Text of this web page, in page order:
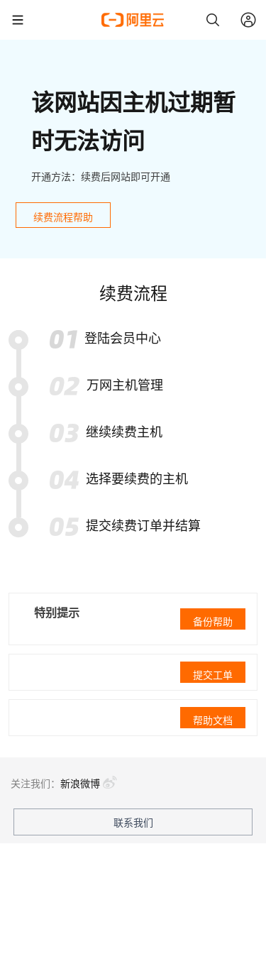
该网站因主机过期暂
时无法访问
开通方法：续费后网站即可开通
续费流程帮助
续费流程
登陆会员中心
万网主机管理
继续续费主机
选择要续费的主机
提交续费订单并结算
特别提示
备份帮助
提交工单
帮助文档